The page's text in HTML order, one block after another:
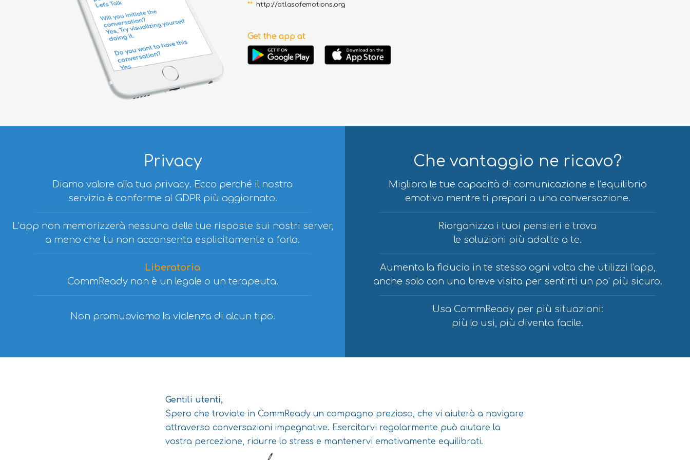
** http://atlasofemotions.org
Get the app at
Privacy
Diamo valore alla tua privacy. Ecco perché il nostro
servizio è conforme al GDPR più aggiornato.
L’app non memorizzerà nessuna delle tue risposte sui nostri server,
a meno che tu non acconsenta esplicitamente a farlo.
Liberatoria
CommReady non è un legale o un terapeuta.
Non promuoviamo la violenza di alcun tipo.
Che vantaggio ne ricavo?
Migliora le tue capacità di comunicazione e l’equilibrio
emotivo mentre ti prepari a una conversazione.
Riorganizza i tuoi pensieri e trova
le soluzioni più adatte a te.
Aumenta la fiducia in te stesso ogni volta che utilizzi l’app,
anche solo con una breve visita per sentirti un po’ più sicuro.
Usa CommReady per più situazioni:
più lo usi, più diventa facile.
Gentili utenti,
Spero che troviate in CommReady un compagno prezioso, che vi aiuterà a navigare
attraverso conversazioni impegnative. Esercitarvi regolarmente può aiutare la
vostra percezione, ridurre lo stress e mantenervi emotivamente equilibrati.